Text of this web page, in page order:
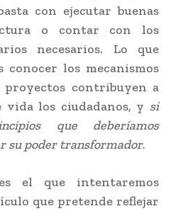
con ejecutar buenas
o contar con los
necesarios. Lo que
conocer los mecanismos
contribuyen a
los ciudadanos, y si
que deberíamos
su poder transformador.
el que intentaremos
que pretende reflejar